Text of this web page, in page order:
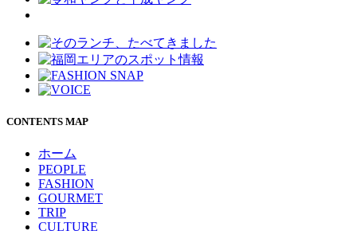
CONTENTS MAP
ホーム
PEOPLE
FASHION
GOURMET
TRIP
CULTURE